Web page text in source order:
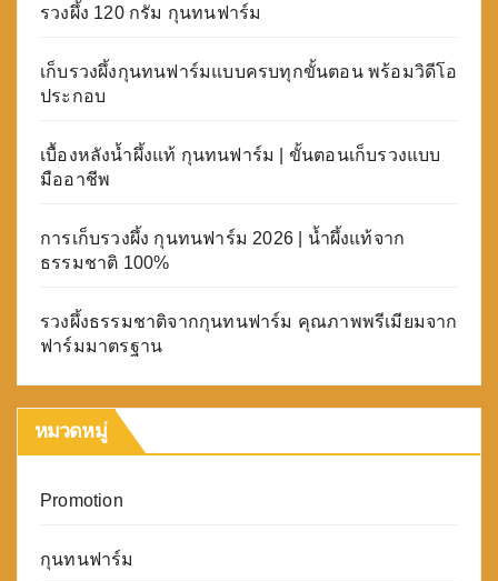
รวงผึ้ง 120 กรัม กุนทนฟาร์ม
เก็บรวงผึ้งกุนทนฟาร์มแบบครบทุกขั้นตอน พร้อมวิดีโอ
ประกอบ
เบื้องหลังน้ำผึ้งแท้ กุนทนฟาร์ม | ขั้นตอนเก็บรวงแบบ
มืออาชีพ
การเก็บรวงผึ้ง กุนทนฟาร์ม 2026 | น้ำผึ้งแท้จาก
ธรรมชาติ 100%
รวงผึ้งธรรมชาติจากกุนทนฟาร์ม คุณภาพพรีเมียมจาก
ฟาร์มมาตรฐาน
หมวดหมู่
Promotion
กุนทนฟาร์ม